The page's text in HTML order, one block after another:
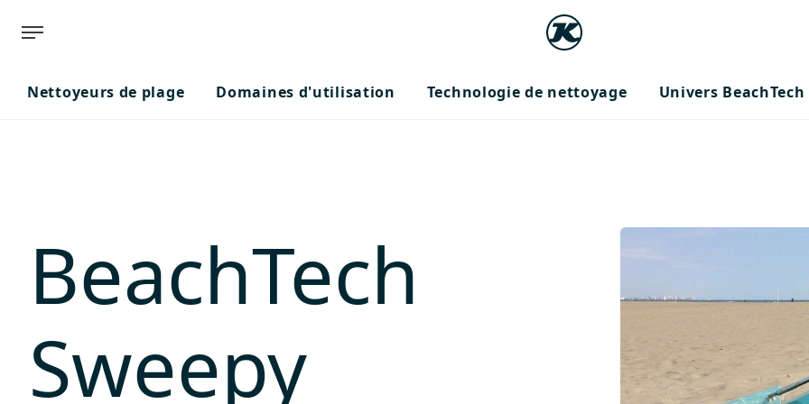
Nettoyeurs de plage Domaines d'utilisation Technologie de nettoyage Univers BeachTech
BeachTech
Sweepy